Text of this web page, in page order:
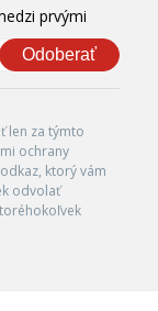
prvými
Odoberať
len za týmto
ochrany
ktorý vám
odvolať